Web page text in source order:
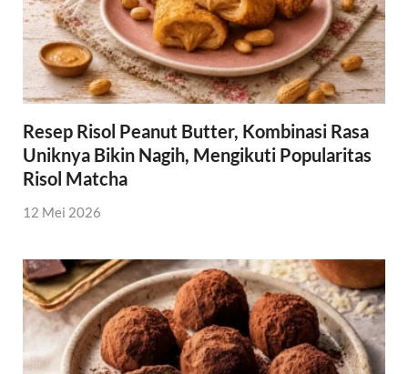
Resep Risol Peanut Butter, Kombinasi Rasa
Uniknya Bikin Nagih, Mengikuti Popularitas
Risol Matcha
12 Mei 2026